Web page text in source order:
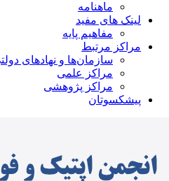
ماهنامه
لینک های مفید
مفاهیم پایه
مراکز مرتبط
سازمان‌ها و نهادهای دولتی
مراکز علمی
مراکز پژوهشی
پیشکسوتان